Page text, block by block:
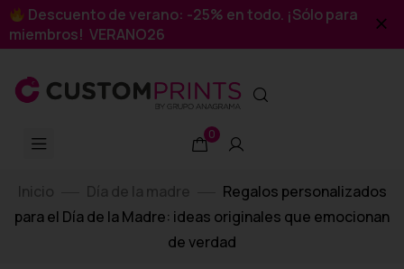
Descuento de verano: -25% en todo. ¡Sólo para
miembros! VERANO26
0
Inicio Día de la madre
Regalos personalizados
para el Día de la Madre: ideas originales que emocionan
de verdad